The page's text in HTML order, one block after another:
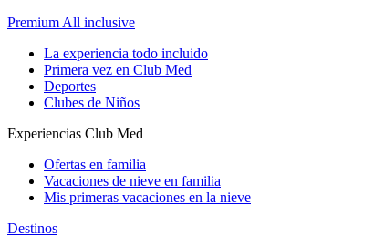
Premium All inclusive
La experiencia todo incluido
Primera vez en Club Med
Deportes
Clubes de Niños
Experiencias Club Med
Ofertas en familia
Vacaciones de nieve en familia
Mis primeras vacaciones en la nieve
Destinos